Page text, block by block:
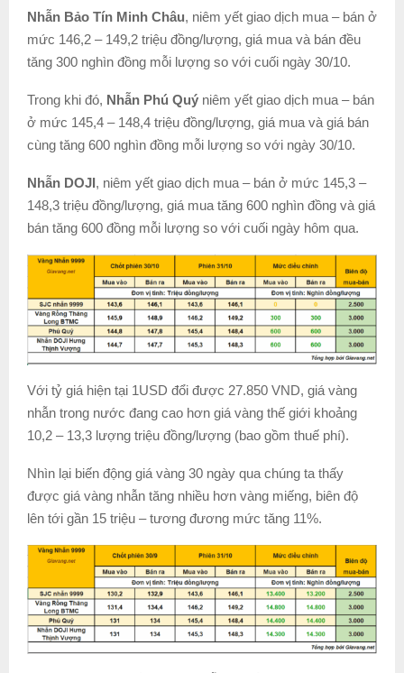
Nhẫn Bảo Tín Minh Châu, niêm yết giao dịch mua – bán ở
mức 146,2 – 149,2 triệu đồng/lượng, giá mua và bán đều
tăng 300 nghìn đồng mỗi lượng so với cuối ngày 30/10.
Trong khi đó, Nhẫn Phú Quý niêm yết giao dịch mua – bán
ở mức 145,4 – 148,4 triệu đồng/lượng, giá mua và giá bán
cùng tăng 600 nghìn đồng mỗi lượng so với ngày 30/10.
Nhẫn DOJI, niêm yết giao dịch mua – bán ở mức 145,3 –
148,3 triệu đồng/lượng, giá mua tăng 600 nghìn đồng và giá
bán tăng 600 đồng mỗi lượng so với cuối ngày hôm qua.
Với tỷ giá hiện tại 1USD đổi được 27.850 VND, giá vàng
nhẫn trong nước đang cao hơn giá vàng thế giới khoảng
10,2 – 13,3 lượng triệu đồng/lượng (bao gồm thuế phí).
Nhìn lại biến động giá vàng 30 ngày qua chúng ta thấy
được giá vàng nhẫn tăng nhiều hơn vàng miếng, biên độ
lên tới gần 15 triệu – tương đương mức tăng 11%.